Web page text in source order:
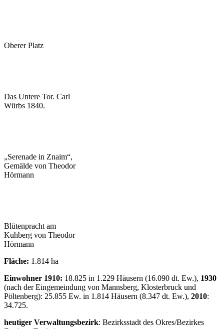
Oberer Platz
Das Untere Tor. Carl
Würbs 1840.
„Serenade in Znaim“,
Gemälde von Theodor
Hörmann
Blütenpracht am
Kuhberg von Theodor
Hörmann
Fläche: 1.814 ha
Einwohner 1910: 18.825 in 1.229 Häusern (16.090 dt. Ew.), 1930
(nach der Eingemeindung von Mannsberg, Klosterbruck und
Pöltenberg): 25.855 Ew. in 1.814 Häusern (8.347 dt. Ew.), 2010:
34.725.
heutiger Verwaltungsbezirk: Bezirksstadt des Okres/Bezirkes